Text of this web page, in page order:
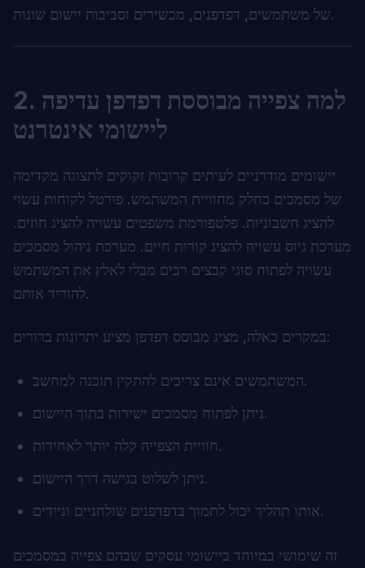
של משתמשים, דפדפנים, מכשירים וסביבות יישום שונות.
2. למה צפייה מבוססת דפדפן עדיפה
ליישומי אינטרנט
יישומים מודרניים לעיתים קרובות זקוקים לתצוגה מקדימה
של מסמכים כחלק מחוויית המשתמש. פורטל לקוחות עשוי
להציג חשבוניות. פלטפורמת משפטים עשויה להציג חוזים.
מערכת גיוס עשויה להציג קורות חיים. מערכת ניהול מסמכים
עשויה לפתוח סוגי קבצים רבים מבלי לאלץ את המשתמש
להוריד אותם.
במקרים כאלה, מציג מבוסס דפדפן מציע יתרונות ברורים:
המשתמשים אינם צריכים להתקין תוכנה למחשב.
ניתן לפתוח מסמכים ישירות בתוך היישום.
חוויית הצפייה קלה יותר לאחידות.
ניתן לשלוט בגישה דרך היישום.
אותו תהליך יכול לתמוך בדפדפנים שולחניים וניידים.
זה שימושי במיוחד ביישומי עסקים שבהם צפייה במסמכים